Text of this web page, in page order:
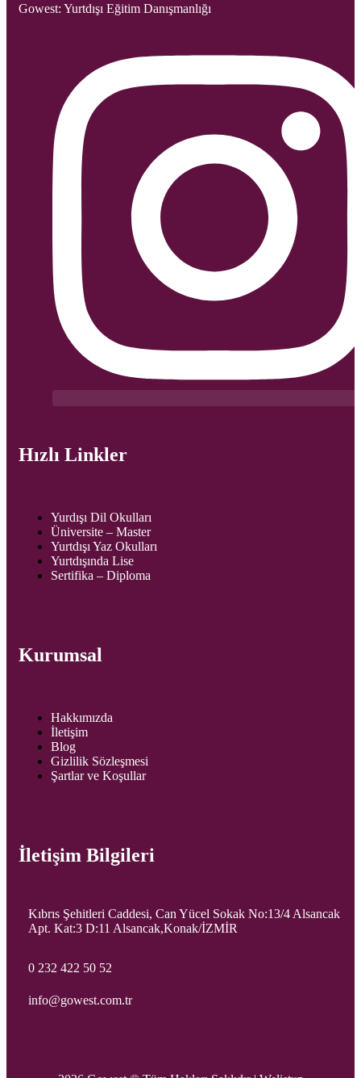
Gowest: Yurtdışı Eğitim Danışmanlığı
Hızlı Linkler
Yurdışı Dil Okulları
Üniversite – Master
Yurtdışı Yaz Okulları
Yurtdışında Lise
Sertifika – Diploma
Kurumsal
Hakkımızda
İletişim
Blog
Gizlilik Sözleşmesi
Şartlar ve Koşullar
İletişim Bilgileri
Kıbrıs Şehitleri Caddesi, Can Yücel Sokak No:13/4 Alsancak
Apt. Kat:3 D:11 Alsancak,Konak/İZMİR
0 232 422 50 52
info@gowest.com.tr